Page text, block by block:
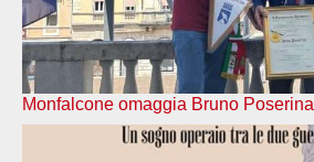
Monfalcone omaggia Bruno Poserina